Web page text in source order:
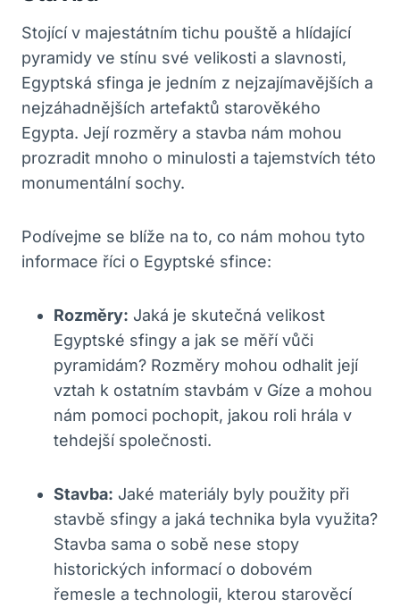
Stojící v majestátním tichu pouště a hlídající
pyramidy ve stínu své velikosti a slavnosti,
Egyptská sfinga je jedním z nejzajímavějších a
nejzáhadnějších artefaktů starověkého
Egypta. Její rozměry a stavba nám mohou
prozradit mnoho o minulosti a tajemstvích této
monumentální sochy.
Podívejme se blíže na to, co nám mohou tyto
informace říci o Egyptské sfince:
Rozměry: Jaká je skutečná velikost
Egyptské sfingy a jak se měří vůči
pyramidám? Rozměry mohou odhalit její
vztah k ostatním stavbám v Gíze a mohou
nám pomoci pochopit, jakou roli hrála v
tehdejší společnosti.
Stavba: Jaké materiály byly použity při
stavbě sfingy a jaká technika byla využita?
Stavba sama o sobě nese stopy
historických informací o dobovém
řemesle a technologii, kterou starověcí